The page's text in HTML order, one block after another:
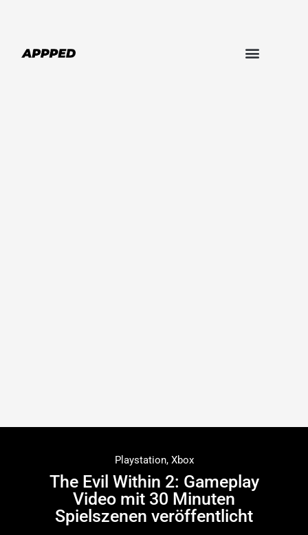
Playstation, Xbox
The Evil Within 2: Gameplay
Video mit 30 Minuten
Spielszenen veröffentlicht